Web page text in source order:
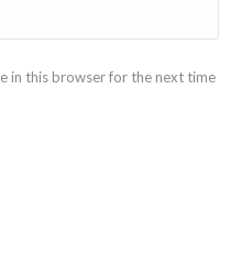
in this browser for the next time